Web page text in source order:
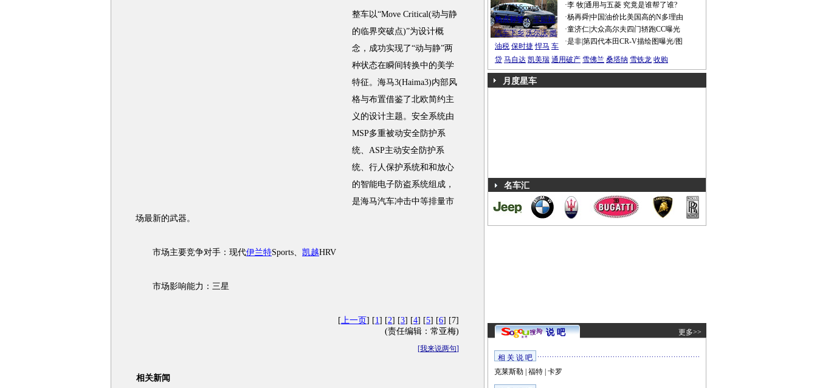
整车以“Move Critical(动与静
的临界突破点)”为设计概
念，成功实现了“动与静”两
种状态在瞬间转换中的美学
特征。海马3(Haima3)内部风
格与布置借鉴了北欧简约主
义的设计主题。安全系统由
MSP多重被动安全防护系
统、ASP主动安全防护系
统、行人保护系统和和放心
的智能电子防盗系统组成，
是海马汽车冲击中等排量市
场最新的武器。
市场主要竞争对手：现代伊兰特Sports、 凯越HRV
市场影响能力：三星
[上一页] [1] [2] [3] [4] [5] [6] [7]
(责任编辑：常亚梅)
[我来说两句]
相关新闻
帕萨特b6coupe谍照
·李 牧|通用与五菱 究竟是谁帮了谁?
·杨再舜|中国油价比美国高的N多理由
·童济仁|大众高尔夫四门轿跑CC曝光
·是非|第四代本田CR-V描绘图曝光/图
热点标签： 车船税
汽车下乡 沃尔沃 燃
油税 保时捷 悍马 车
贷 马自达 凯美瑞 通用破产 雪佛兰 桑塔纳 雪铁龙 收购
月度星车
名车汇
说 吧 更多>>
相 关 说 吧
克莱斯勒| 福特| 卡罗